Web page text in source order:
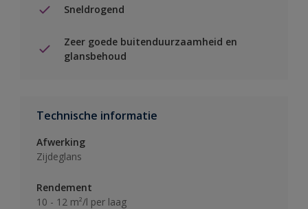
Sneldrogend
Zeer goede buitenduurzaamheid en
glansbehoud
Technische informatie
Afwerking
Zijdeglans
Rendement
10 - 12 m²/l per laag